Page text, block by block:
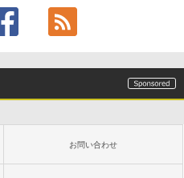
お問い合わせ